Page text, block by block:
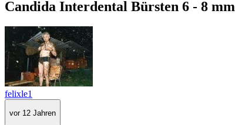
Candida Interdental Bürsten 6 - 8 mm
felixle1
vor 12 Jahren